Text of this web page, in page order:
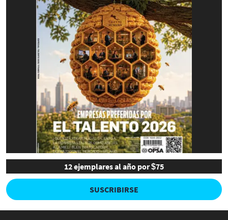
12 ejemplares al año por $75
SUSCRIBIRSE